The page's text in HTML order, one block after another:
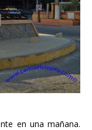
en una mañana.